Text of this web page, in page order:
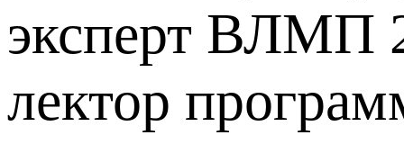
эксперт ВЛМП
лектор